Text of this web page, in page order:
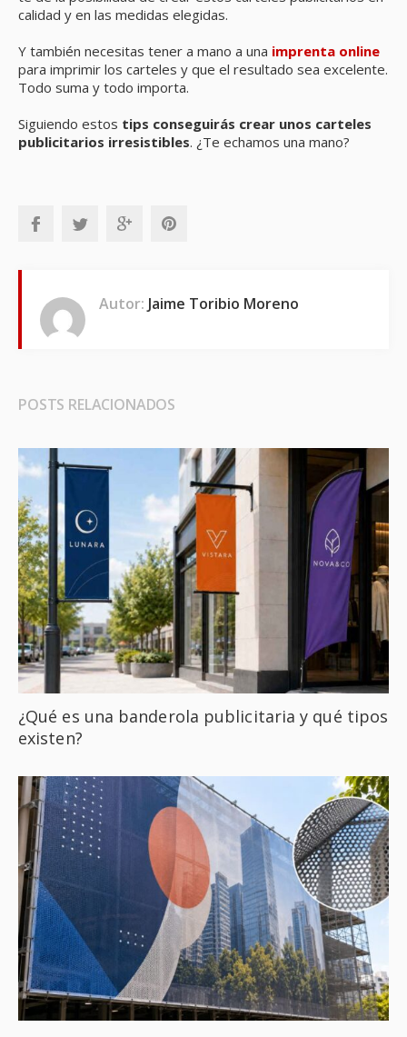
calidad y en las medidas elegidas.
Y también necesitas tener a mano a una imprenta online
para imprimir los carteles y que el resultado sea excelente.
Todo suma y todo importa.
Siguiendo estos tips conseguirás crear unos carteles
publicitarios irresistibles. ¿Te echamos una mano?
Autor: Jaime Toribio Moreno
POSTS RELACIONADOS
¿Qué es una banderola publicitaria y qué tipos
existen?